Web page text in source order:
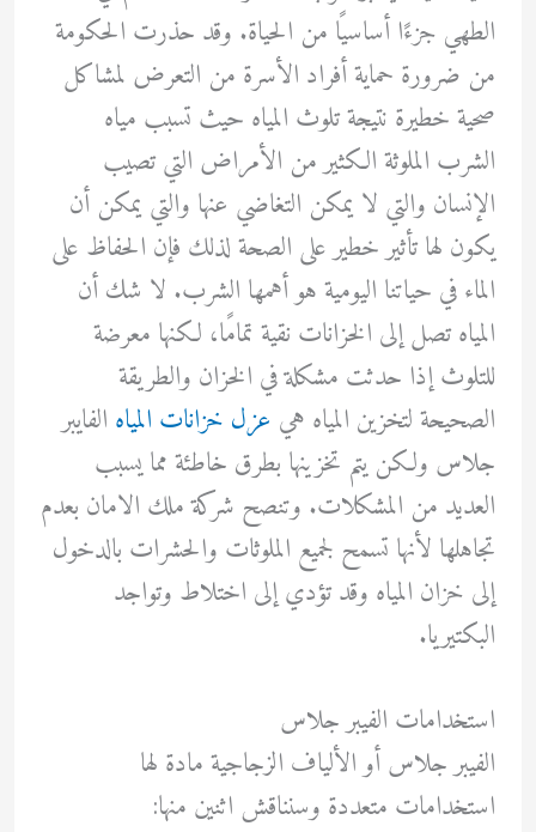
الطهي جزءًا أساسيًا من الحياة. وقد حذرت الحكومة
من ضرورة حماية أفراد الأسرة من التعرض لمشاكل
صحية خطيرة نتيجة تلوث المياه حيث تسبب مياه
الشرب الملوثة الكثير من الأمراض التي تصيب
الإنسان والتي لا يمكن التغاضي عنها والتي يمكن أن
يكون لها تأثير خطير على الصحة لذلك فإن الحفاظ على
الماء في حياتنا اليومية هو أهمها الشرب. لا شك أن
المياه تصل إلى الخزانات نقية تمامًا، لكنها معرضة
للتلوث إذا حدثت مشكلة في الخزان والطريقة
الصحيحة لتخزين المياه هي عزل خزانات المياه الفايبر
جلاس ولكن يتم تخزينها بطرق خاطئة مما يسبب
العديد من المشكلات. وتنصح شركة ملك الامان بعدم
تجاهلها لأنها تسمح لجميع الملوثات والحشرات بالدخول
إلى خزان المياه وقد تؤدي إلى اختلاط وتواجد
البكتيريا.
استخدامات الفيبر جلاس
الفيبر جلاس أو الألياف الزجاجية مادة لها
استخدامات متعددة وسنناقش اثنين منها: